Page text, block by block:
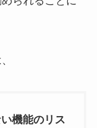
機能のリス